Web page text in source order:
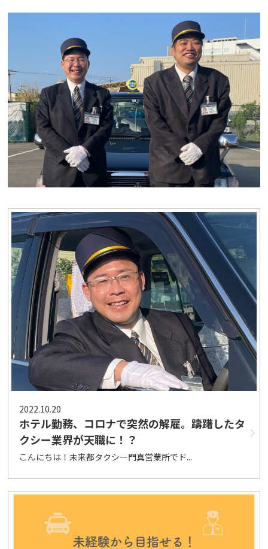
2022.10.20
ホテル勤務、コロナで突然の解雇。躊躇したタ
クシー業界が天職に！？
こんにちは！未来都タクシー門真営業所でド...